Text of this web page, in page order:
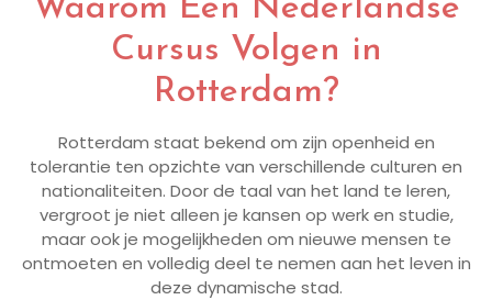
Waarom Een Nederlandse
Cursus Volgen in
Rotterdam?
Rotterdam staat bekend om zijn openheid en
tolerantie ten opzichte van verschillende culturen en
nationaliteiten. Door de taal van het land te leren,
vergroot je niet alleen je kansen op werk en studie,
maar ook je mogelijkheden om nieuwe mensen te
ontmoeten en volledig deel te nemen aan het leven in
deze dynamische stad.